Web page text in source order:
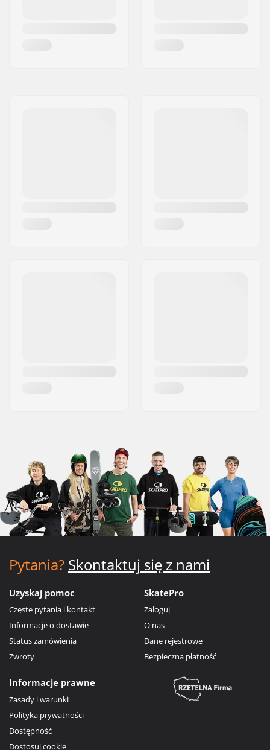
Pytania? Skontaktuj się z nami
Uzyskaj pomoc
Częste pytania i kontakt
Informacje o dostawie
Status zamówienia
Zwroty
SkatePro
Zaloguj
O nas
Dane rejestrowe
Bezpieczna płatność
Informacje prawne
Zasady i warunki
Polityka prywatności
Dostępność
Dostosuj cookie